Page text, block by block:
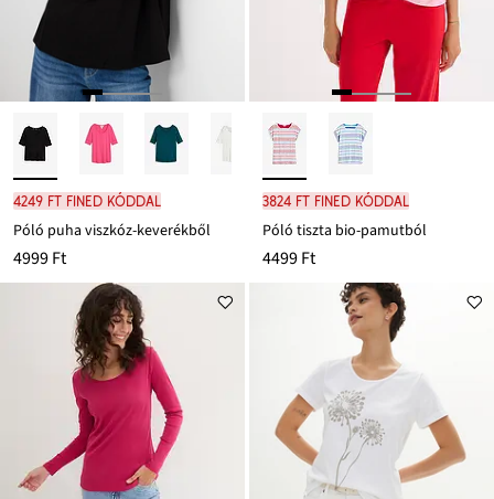
4249 Ft FINED kóddal
Póló puha viszkóz-keverékből
4999 Ft
3824 Ft FINED kóddal
Póló tiszta bio-pamutból
4499 Ft